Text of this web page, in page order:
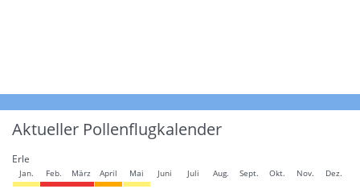
Aktueller Pollenflugkalender
Erle
Jan. Feb. März April Mai Juni Juli Aug. Sept. Okt. Nov. Dez.